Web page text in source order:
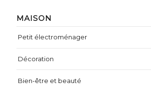
MAISON
Petit électroménager
Décoration
Bien-être et beauté